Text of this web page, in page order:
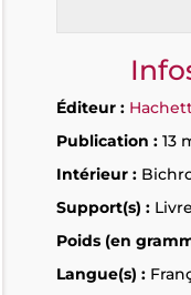
Éditeur :
Publication : 13
Intérieur :
Support(s) : Livre
Poids (en
Langue(s) :